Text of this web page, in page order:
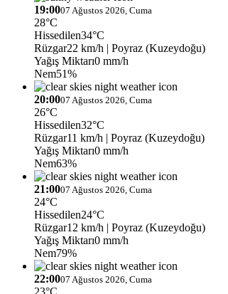
19:0007 Ağustos 2026, Cuma
28°C
Hissedilen34°C
Rüzgar22 km/h | Poyraz (Kuzeydoğu)
Yağış Miktarı0 mm/h
Nem51%
20:0007 Ağustos 2026, Cuma
26°C
Hissedilen32°C
Rüzgar11 km/h | Poyraz (Kuzeydoğu)
Yağış Miktarı0 mm/h
Nem63%
21:0007 Ağustos 2026, Cuma
24°C
Hissedilen24°C
Rüzgar12 km/h | Poyraz (Kuzeydoğu)
Yağış Miktarı0 mm/h
Nem79%
22:0007 Ağustos 2026, Cuma
23°C